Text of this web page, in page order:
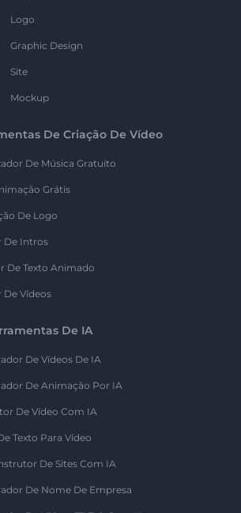
Logo
Graphic Design
Site
Mockup
De Criação De Vídeo
De Música Gratuito
Grátis
De Logo
De Intros
De Texto Animado
De Vídeos
De IA
De Vídeos De IA
De Animação Por IA
De Vídeo Com IA
Texto Para Vídeo
De Sites Com IA
De Nome De Empresa